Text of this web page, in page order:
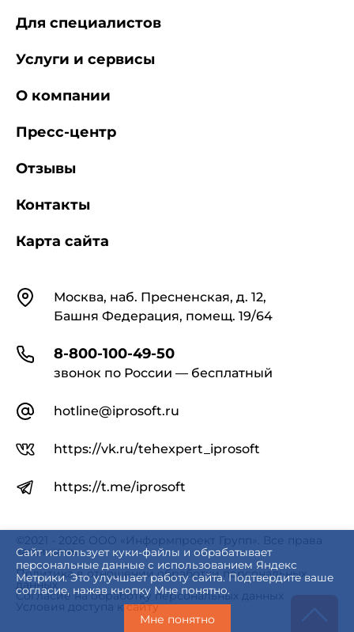
Сайт использует куки-файлы и обрабатывает
персональные данные с использованием Яндекс
Метрики. Это улучшает работу сайта. Подтвердите ваше
согласие, нажав кнопку Мне понятно.
Мне понятно
КонтактыМосква, наб. Пресненская, д. 12,
Башня Федерация, помещ. 19/64
8-800-100-49-50
звонок по России — бесплатный
hotline@iprosoft.ru
https://vk.ru/tehexpert_iprosoft
https://t.me/iprosoft
Для специалистов
Услуги и сервисы
О компании
Пресс-центр
Отзывы
Контакты
Карта сайта
©2021 - 2026 ООО «Информпроект Групп». Все права
защищены.
Политика в отношении обработки персональных
данных
Согласие на обработку персональных данных
Условия доступа к сайту